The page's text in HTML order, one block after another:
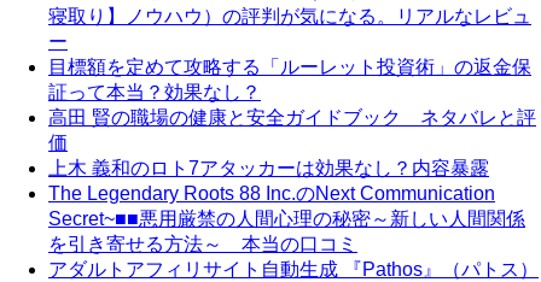
寝取り】ノウハウ）の評判が気になる。リアルなレビュ
ー
目標額を定めて攻略する「ルーレット投資術」の返金保
証って本当？効果なし？
高田 賢の職場の健康と安全ガイドブック ネタバレと評
価
上木 義和のロト7アタッカーは効果なし？内容暴露
The Legendary Roots 88 Inc.のNext Communication
Secret~■■悪用厳禁の人間心理の秘密～新しい人間関係
を引き寄せる方法～ 本当の口コミ
アダルトアフィリサイト自動生成 『Pathos』（パトス）